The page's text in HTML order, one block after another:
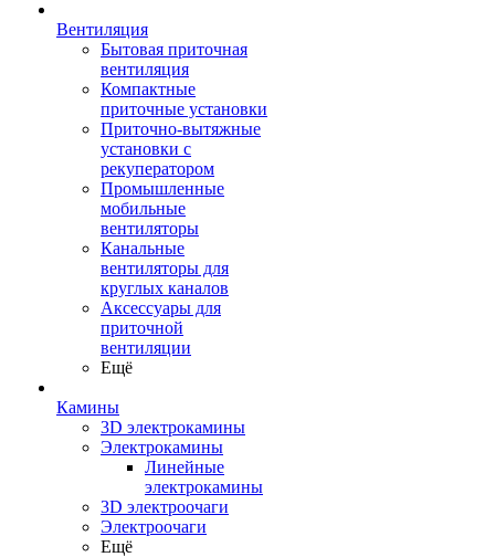
Вентиляция
Бытовая приточная
вентиляция
Компактные
приточные установки
Приточно-вытяжные
установки с
рекуператором
Промышленные
мобильные
вентиляторы
Канальные
вентиляторы для
круглых каналов
Аксессуары для
приточной
вентиляции
Ещё
Камины
3D электрокамины
Электрокамины
Линейные
электрокамины
3D электроочаги
Электроочаги
Ещё